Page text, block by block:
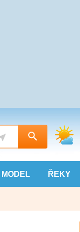
MODEL ŘEKY